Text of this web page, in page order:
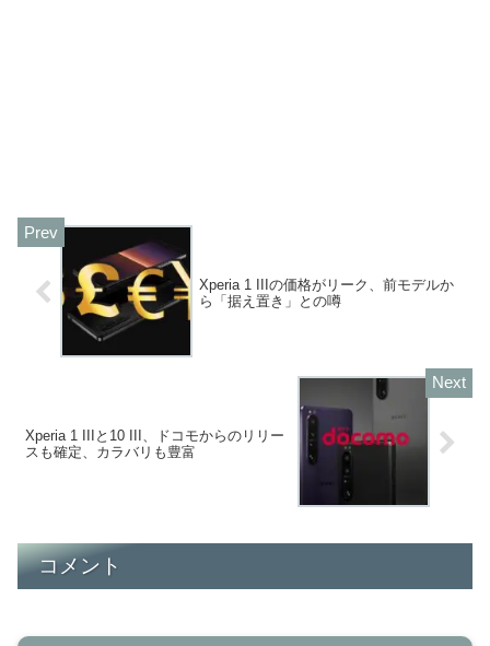
Xperia 1 IIIの価格がリーク、前モデルか
ら「据え置き」との噂
Xperia 1 IIIと10 III、ドコモからのリリー
スも確定、カラバリも豊富
コメント